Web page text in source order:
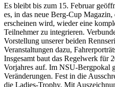
Es bleibt bis zum 15. Februar
es, in das neue Berg-Cup
erscheinen wird, wieder eine
Teilnehmer zu integrieren.
Vorstellung unserer beiden
Veranstaltungen dazu,
Insgesamt baut das Regelwerk für
Vorjahres auf. Im NSU-Bergpokal
Veränderungen. Fest in die
die Ladies-Trophy. Mit